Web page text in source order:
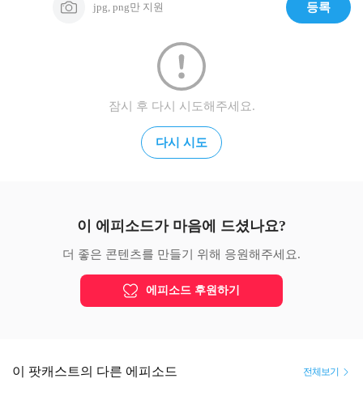
출처: 성경전서 개역개정판
jpg, png만 지원 등록
잠시 후 다시 시도해주세요.
다시 시도
이 에피소드가 마음에 드셨나요?
더 좋은 콘텐츠를 만들기 위해 응원해주세요.
에피소드 후원하기
이 팟캐스트의 다른 에피소드 전체보기